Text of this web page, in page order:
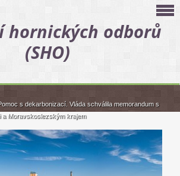
hornických odborů
(SHO)
s dekarbonizací. Vláda schválila memorandum s
a Moravskoslezským krajem